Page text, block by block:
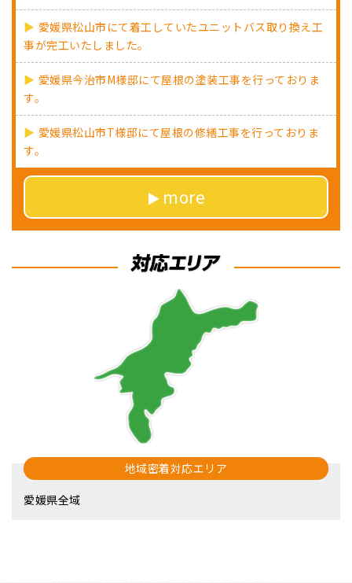
愛媛県松山市にて着工していたユニットバス取り換え工
事が完工いたしました。
愛媛県今治市M様邸にて屋根の塗装工事を行っておりま
す。
愛媛県松山市T様邸にて屋根の修繕工事を行っておりま
す。
more
地域密着対応エリア
愛媛県全域